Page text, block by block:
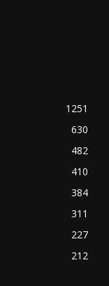
1251
630
482
410
384
311
227
212